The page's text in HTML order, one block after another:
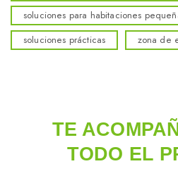
soluciones para habitaciones
soluciones prácticas
zona de
TE
TODO EL